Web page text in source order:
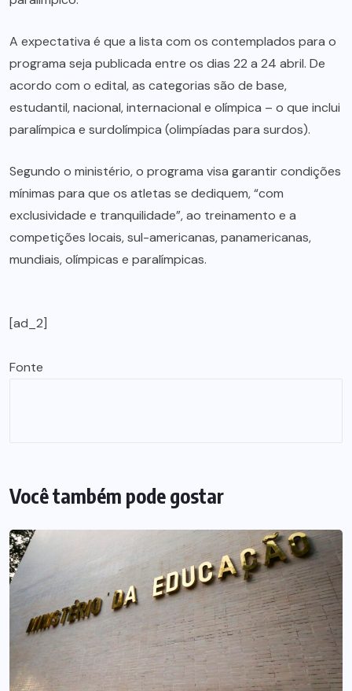
A expectativa é que a lista com os contemplados para o
programa seja publicada entre os dias 22 a 24 abril. De
acordo com o edital, as categorias são de base,
estudantil, nacional, internacional e olímpica – o que inclui
paralímpica e surdolímpica (olimpíadas para surdos).
Segundo o ministério, o programa visa garantir condições
mínimas para que os atletas se dediquem, “com
exclusividade e tranquilidade”, ao treinamento e a
competições locais, sul-americanas, panamericanas,
mundiais, olímpicas e paralímpicas.
[ad_2]
Fonte
Você também pode gostar